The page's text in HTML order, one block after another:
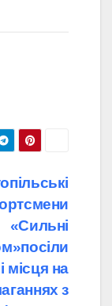
«Сильні
місця на
з